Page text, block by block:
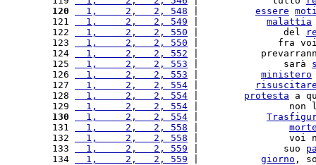
120
  1,     2,   2, 548
essere
121
  1,     2,   2, 549
malattia
122
  1,     2,   2, 550
|               del
123
  1,     2,   2, 550
|              fra
124
  1,     2,   2, 552
|
125
  1,     2,   2, 553
|               sarà
126
  1,     2,   2, 553
ministero
127
  1,     2,   2, 554
128
  1,     2,   2, 554
protesta a
129
  1,     2,   2, 554
|                non lo
130
  1,     2,   2, 554
131
  1,     2,   2, 558
132
  1,     2,   2, 558
|                voi
133
  1,     2,   2, 559
|               suo
134
  1,     2,   2, 559
giorno ,